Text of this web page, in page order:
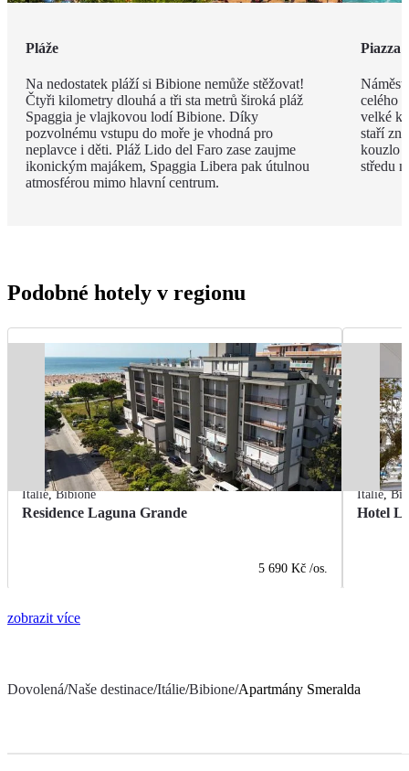
Pláže
Na nedostatek pláží si Bibione nemůže stěžovat!
Čtyři kilometry dlouhá a tři sta metrů široká pláž
Spaggia je vlajkovou lodí Bibione. Díky
pozvolnému vstupu do moře je vhodná pro
neplavce i děti. Pláž Lido del Faro zase zaujme
ikonickým majákem, Spaggia Libera pak útulnou
atmosférou mimo hlavní centrum.
Piazza
celého
velké
staří
kouzlo
středu
Podobné hotely v regionu
Itálie,Bibione
Residence Laguna Grande
5 690 Kč /os.
Itálie,
Hotel
zobrazit více
Dovolená/Naše destinace/Itálie/Bibione/Apartmány Smeralda